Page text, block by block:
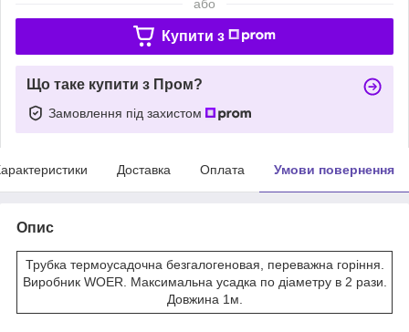
або
Купити з
Що таке купити з Пром?
Замовлення під захистом
Доставка Оплата Умови повернення
Опис
Трубка термоусадочна безгалогеновая, переважна горіння.
Виробник WOER. Максимальна усадка по діаметру в 2 рази.
Довжина 1м.